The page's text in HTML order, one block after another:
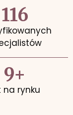
116
9+
na rynku